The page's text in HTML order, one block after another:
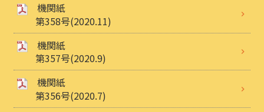
機関紙
第358号(2020.11)
機関紙
第357号(2020.9)
機関紙
第356号(2020.7)